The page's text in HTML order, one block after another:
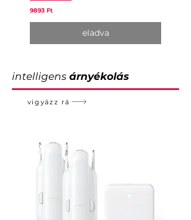
Ár
9893 Ft
eladva
intelligens árnyékolás
vigyázz rá